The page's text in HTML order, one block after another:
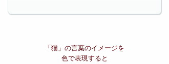
「猫」の言葉のイメージを
色で表現すると